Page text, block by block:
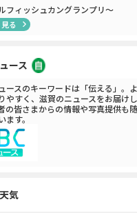
フィッシュカングランプリ～
る
ース
ースのキーワードは「伝える」。
やすく、滋賀のニュースをお届け
の皆さまからの情報や写真提供も
ます。
気